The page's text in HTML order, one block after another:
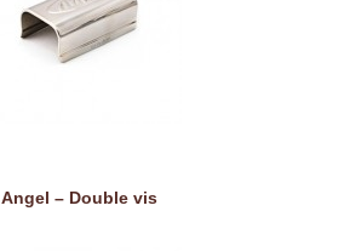
Angel – Double vis